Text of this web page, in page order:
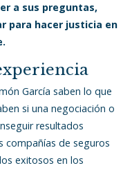
a sus preguntas,
para hacer justicia en
García saben lo que
si una negociación o
resultados
compañías de seguros
exitosos en los